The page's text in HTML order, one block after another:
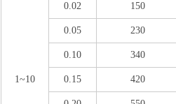
1~10
0.02 150
0.05 230
0.10 340
0.15 420